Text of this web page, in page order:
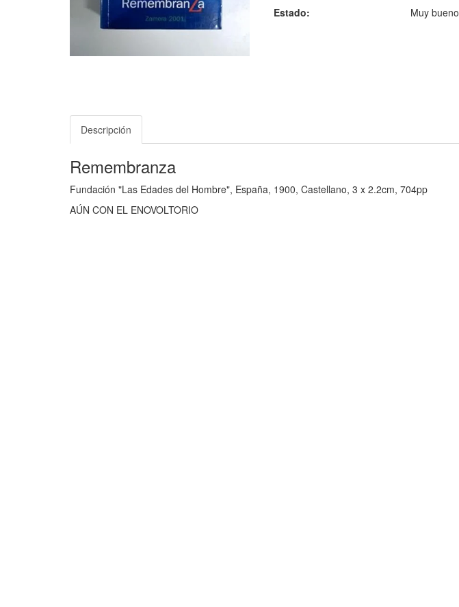
Estado:
Muy bueno
Descripción
Remembranza
Fundación "Las Edades del Hombre", España, 1900, Castellano, 3 x 2.2cm, 704pp
AÚN CON EL ENOVOLTORIO